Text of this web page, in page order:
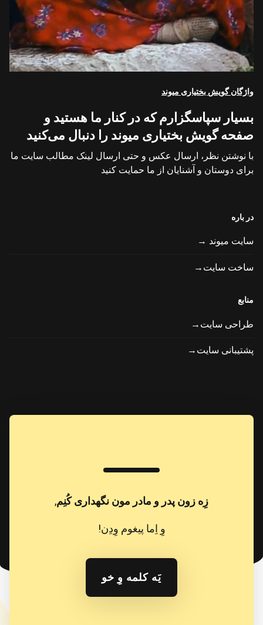
واژگان گویش بختیاری میوند
بسیار سپاسگزارم که در کنار ما هستید و
صفحه گویش بختیاری میوند را دنبال می‌کنید
با نوشتن نظر، ارسال عکس و حتی ارسال لینک مطالب سایت ما
برای دوستان و آشنایان از ما حمایت کنید
در باره
سایت میوند →
ساخت سایت→
منابع
طراحی سایت→
پشتیبانی سایت→
زِه زون پدر و مادر مون نگهداری کُنِم,
وِ اِما پیغوم وِدِن!
یَه کلمه وِ خو